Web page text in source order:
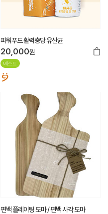
파워푸드 활력충당 유산균
20,000원
베스트
편백 플레이팅 도마 / 편백 사각 도마